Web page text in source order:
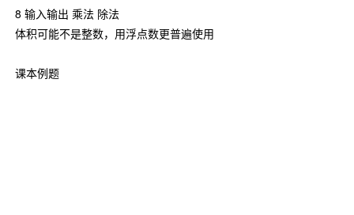
8 输入输出 乘法 除法
体积可能不是整数，用浮点数更普遍使用
课本例题